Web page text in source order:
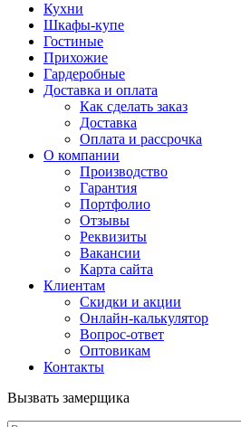
Кухни
Шкафы-купе
Гостиные
Прихожие
Гардеробные
Доставка и оплата
Как сделать заказ
Доставка
Оплата и рассрочка
О компании
Производство
Гарантия
Портфолио
Отзывы
Реквизиты
Вакансии
Карта сайта
Клиентам
Скидки и акции
Онлайн-калькулятор
Вопрос-ответ
Оптовикам
Контакты
Вызвать замерщика